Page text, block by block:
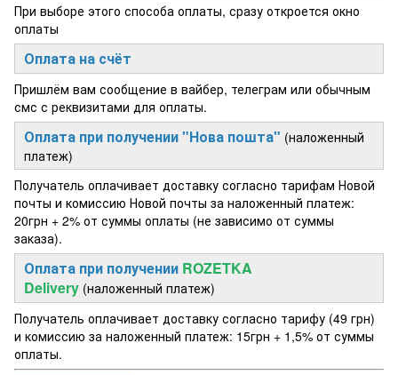
При выборе этого способа оплаты, сразу откроется окно
оплаты
Оплата на счёт
Пришлём вам сообщение в вайбер, телеграм или обычным
смс с реквизитами для оплаты.
Оплата при получении "Нова пошта" (наложенный
платеж)
Получатель оплачивает доставку согласно тарифам Новой
почты и комиссию Новой почты за наложенный платеж:
20грн + 2% от суммы оплаты (не зависимо от суммы
заказа).
Оплата при получении ROZETKA
Delivery (наложенный платеж)
Получатель оплачивает доставку согласно тарифу (49 грн)
и комиссию за наложенный платеж: 15грн + 1,5% от суммы
оплаты.